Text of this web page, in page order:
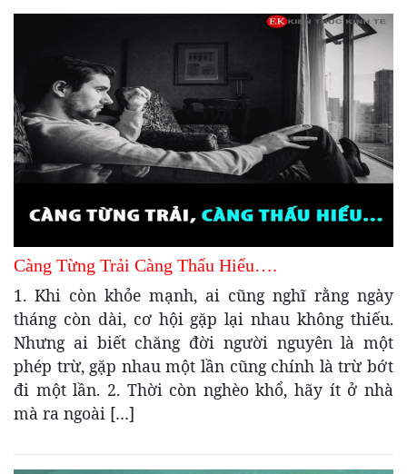
Càng Từng Trải Càng Thấu Hiểu….
1. Khi còn khỏe mạnh, ai cũng nghĩ rằng ngày
tháng còn dài, cơ hội gặp lại nhau không thiếu.
Nhưng ai biết chăng đời người nguyên là một
phép trừ, gặp nhau một lần cũng chính là trừ bớt
đi một lần. 2. Thời còn nghèo khổ, hãy ít ở nhà
mà ra ngoài […]